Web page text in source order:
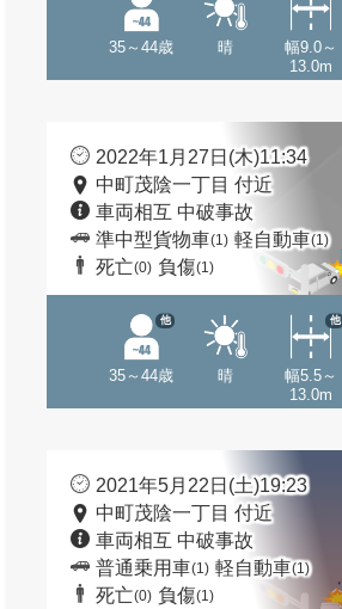
35～44歳 晴
幅9.0～
13.0m
2022年1月27日(木)11:34
中町茂陰一丁目 付近
車両相互 中破事故
準中型貨物車(1) 軽自動車(1)
死亡(0) 負傷(1)
35～44歳
他
晴
幅5.5～
13.0m
他
2021年5月22日(土)19:23
中町茂陰一丁目 付近
車両相互 中破事故
普通乗用車(1) 軽自動車(1)
死亡(0) 負傷(1)